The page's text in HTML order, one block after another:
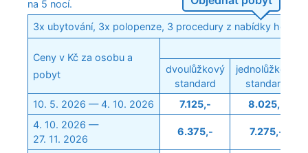
na 5 nocí.
3x ubytování, 3x polopenze, 3 procedury z nabídky
Ceny v Kč za osobu a
pobyt
dvoulůžkový
standard
jednolůžkový
standard
10. 5. 2026 — 4. 10. 2026 7.125,-
8.025,-
4. 10. 2026 —
27. 11. 2026
6.375,- 7.275,-